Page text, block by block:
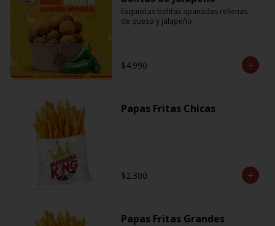
Exquisitas bolitas apanadas rellenas
de queso y jalapeño
$4.990
Papas Fritas Chicas
$2.300
Papas Fritas Grandes